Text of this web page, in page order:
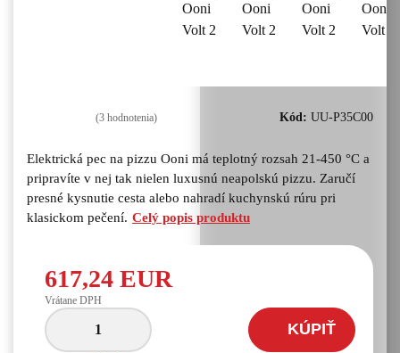
(3 hodnotenia) Kód: UU-P35C00
Elektrická pec na pizzu Ooni má teplotný rozsah 21-450 °C a
pripravíte v nej tak nielen luxusnú neapolskú pizzu. Zaručí
presné kysnutie cesta alebo nahradí kuchynskú rúru pri
klasickom pečení. Celý popis produktu
617,24 EUR
Vrátane DPH
KÚPIŤ